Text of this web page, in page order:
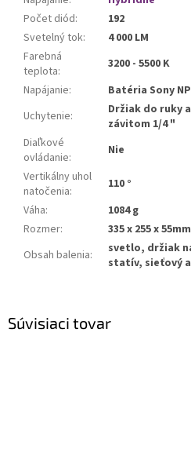
Súvisiaci tovar
Počet diód:
192
Svetelný tok:
4 000 LM
Farebná
teplota:
3200 - 5500 K
Napájanie:
Batéria Sony
Uchytenie:
Držiak do ruky
závitom 1/4 "
Diaľkové
ovládanie:
Nie
Vertikálny uhol
natočenia:
110 °
Váha:
1084 g
Rozmer:
335 x 255 x 55mm
Obsah balenia:
svetlo, držiak
statív, sieťový